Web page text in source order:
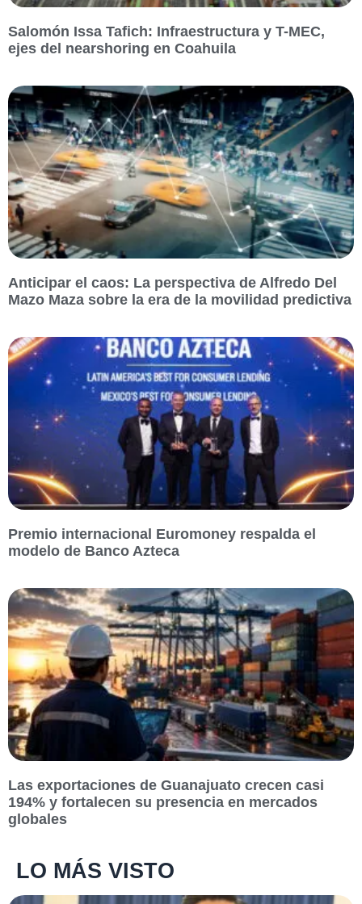
Salomón Issa Tafich: Infraestructura y T-MEC,
ejes del nearshoring en Coahuila
Anticipar el caos: La perspectiva de Alfredo Del
Mazo Maza sobre la era de la movilidad predictiva
Premio internacional Euromoney respalda el
modelo de Banco Azteca
Las exportaciones de Guanajuato crecen casi
194% y fortalecen su presencia en mercados
globales
LO MÁS VISTO